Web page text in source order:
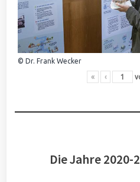
© Dr. Frank Wecker
« ‹
Die Jahre 2020-